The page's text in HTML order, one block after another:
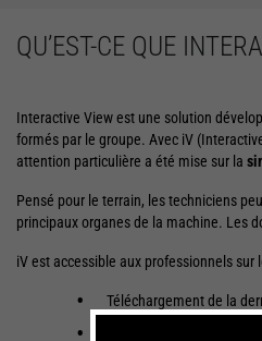
QU’EST-CE QUE
Interactive View est une solution
formés par le groupe. Avec iV
attention particulière a été mise sur la
Pensé pour le terrain, les techniciens
principaux organes de la machine. Les
iV est accessible aux professionnels
Téléchargement de la